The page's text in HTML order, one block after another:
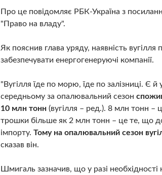
Про це повідомляє РБК-Україна з
"Право на владу".
Як пояснив глава уряду, наявність вугілля
забезпечувати енергогенеруючі компанії.
"Вугілля їде по морю, їде по залізниці. Є й
середньому за опалювальний сезон
10 млн тонн (вугілля – ред.). 8 млн тонн –
трошки більше як 2 млн тонн – це те, що
імпорту. Тому на опалювальний сезон
сказав він.
Шмигаль зазначив, що у разі необхідності